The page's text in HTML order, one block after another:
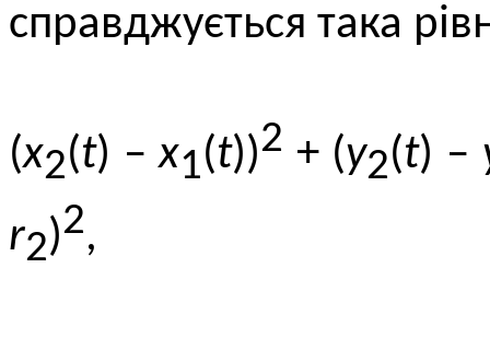
справджується така
(x2(t) –x1(t))2 + (y2(t) –
r2)2,